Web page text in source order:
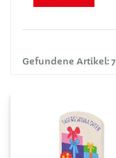
Gefundene Artikel: 7